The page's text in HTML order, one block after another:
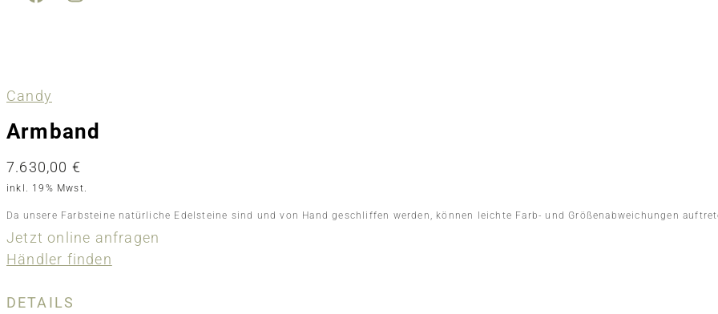
Candy
Armband
7.630,00 €
inkl. 19% Mwst.
Da unsere Farbsteine natürliche Edelsteine sind und von Hand geschliffen werden, können leichte Farb- und Größenabweichungen
Jetzt online anfragen
Händler finden
DETAILS